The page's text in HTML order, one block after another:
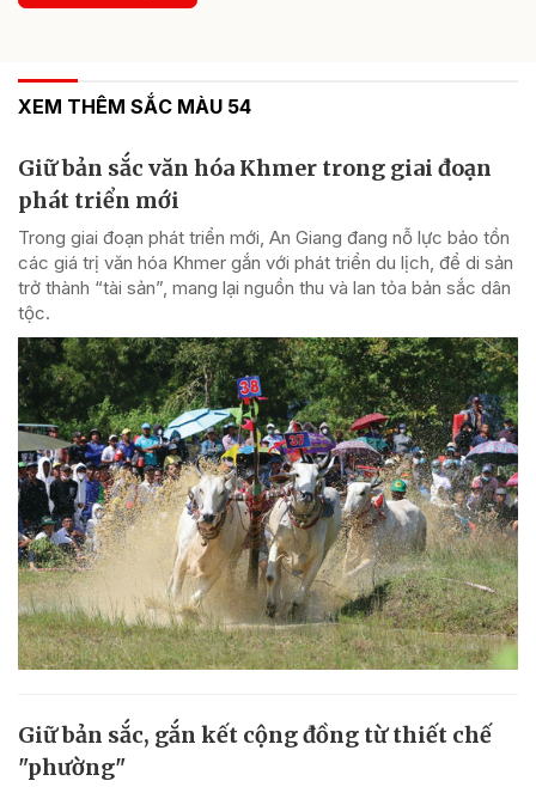
XEM THÊM SẮC MÀU 54
Giữ bản sắc văn hóa Khmer trong giai đoạn
phát triển mới
Trong giai đoạn phát triển mới, An Giang đang nỗ lực bảo tồn
các giá trị văn hóa Khmer gắn với phát triển du lịch, để di sản
trở thành “tài sản”, mang lại nguồn thu và lan tỏa bản sắc dân
tộc.
Giữ bản sắc, gắn kết cộng đồng từ thiết chế
"phường"